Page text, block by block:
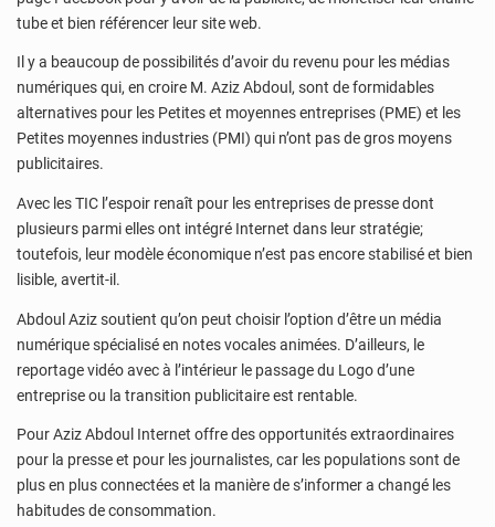
tube et bien référencer leur site web.
Il y a beaucoup de possibilités d’avoir du revenu pour les médias
numériques qui, en croire M. Aziz Abdoul, sont de formidables
alternatives pour les Petites et moyennes entreprises (PME) et les
Petites moyennes industries (PMI) qui n’ont pas de gros moyens
publicitaires.
Avec les TIC l’espoir renaît pour les entreprises de presse dont
plusieurs parmi elles ont intégré Internet dans leur stratégie;
toutefois, leur modèle économique n’est pas encore stabilisé et bien
lisible, avertit-il.
Abdoul Aziz soutient qu’on peut choisir l’option d’être un média
numérique spécialisé en notes vocales animées. D’ailleurs, le
reportage vidéo avec à l’intérieur le passage du Logo d’une
entreprise ou la transition publicitaire est rentable.
Pour Aziz Abdoul Internet offre des opportunités extraordinaires
pour la presse et pour les journalistes, car les populations sont de
plus en plus connectées et la manière de s’informer a changé les
habitudes de consommation.